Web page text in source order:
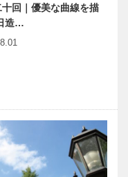
十回｜優美な曲線を描
造…